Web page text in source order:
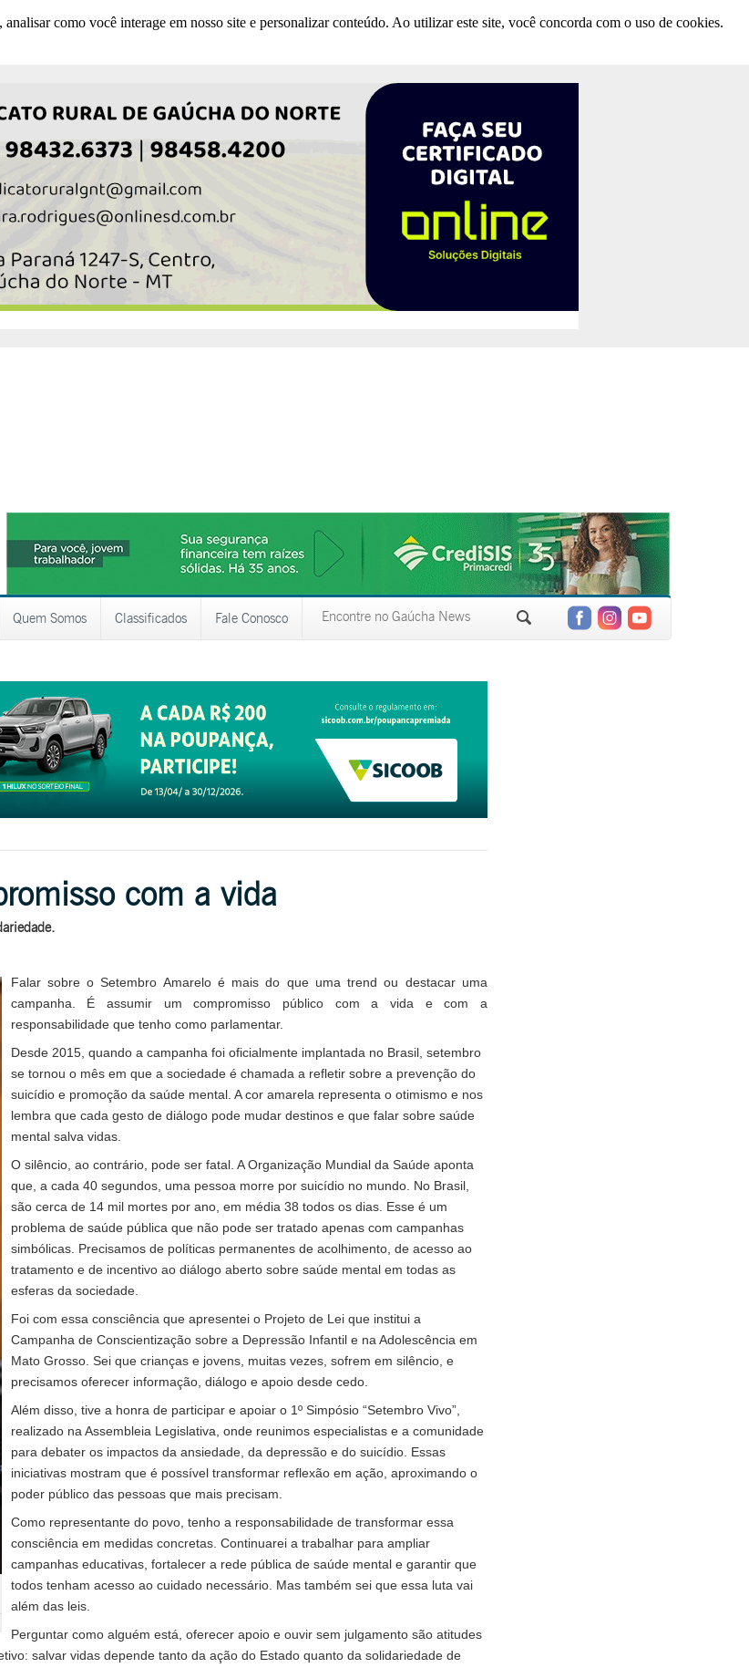
como você interage em nosso site e personalizar conteúdo. Ao utilizar este site, você concorda com o uso de cookies.
Quem Somos Classificados Fale Conosco
com a vida
Falar sobre o Setembro Amarelo é mais do que uma trend ou destacar uma
campanha. É assumir um compromisso público com a vida e com a
responsabilidade que tenho como parlamentar.
Desde 2015, quando a campanha foi oficialmente implantada no Brasil, setembro
se tornou o mês em que a sociedade é chamada a refletir sobre a prevenção do
suicídio e promoção da saúde mental. A cor amarela representa o otimismo e nos
lembra que cada gesto de diálogo pode mudar destinos e que falar sobre saúde
mental salva vidas.
O silêncio, ao contrário, pode ser fatal. A Organização Mundial da Saúde aponta
que, a cada 40 segundos, uma pessoa morre por suicídio no mundo. No Brasil,
são cerca de 14 mil mortes por ano, em média 38 todos os dias. Esse é um
problema de saúde pública que não pode ser tratado apenas com campanhas
simbólicas. Precisamos de políticas permanentes de acolhimento, de acesso ao
tratamento e de incentivo ao diálogo aberto sobre saúde mental em todas as
esferas da sociedade.
Foi com essa consciência que apresentei o Projeto de Lei que institui a
Campanha de Conscientização sobre a Depressão Infantil e na Adolescência em
Mato Grosso. Sei que crianças e jovens, muitas vezes, sofrem em silêncio, e
precisamos oferecer informação, diálogo e apoio desde cedo.
Além disso, tive a honra de participar e apoiar o 1º Simpósio “Setembro Vivo”,
realizado na Assembleia Legislativa, onde reunimos especialistas e a comunidade
para debater os impactos da ansiedade, da depressão e do suicídio. Essas
iniciativas mostram que é possível transformar reflexão em ação, aproximando o
poder público das pessoas que mais precisam.
Como representante do povo, tenho a responsabilidade de transformar essa
consciência em medidas concretas. Continuarei a trabalhar para ampliar
campanhas educativas, fortalecer a rede pública de saúde mental e garantir que
todos tenham acesso ao cuidado necessário. Mas também sei que essa luta vai
além das leis.
Perguntar como alguém está, oferecer apoio e ouvir sem julgamento são atitudes
salvar vidas depende tanto da ação do Estado quanto da solidariedade de